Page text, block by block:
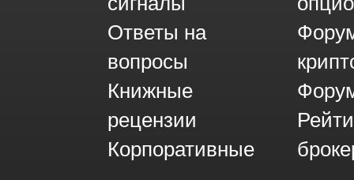
Ответы на
вопросы
Книжные
рецензии
Корпоративные